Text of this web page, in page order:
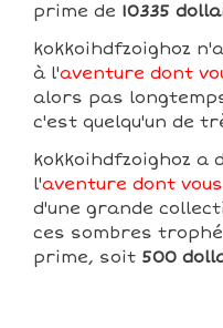
prime de 10335
kokkoihdfzoighoz
à l'aventure dont
alors pas
c'est quelqu'un de
kokkoihdfzoighoz a
l'aventure dont
d'une grande
ces sombres
prime, soit 500